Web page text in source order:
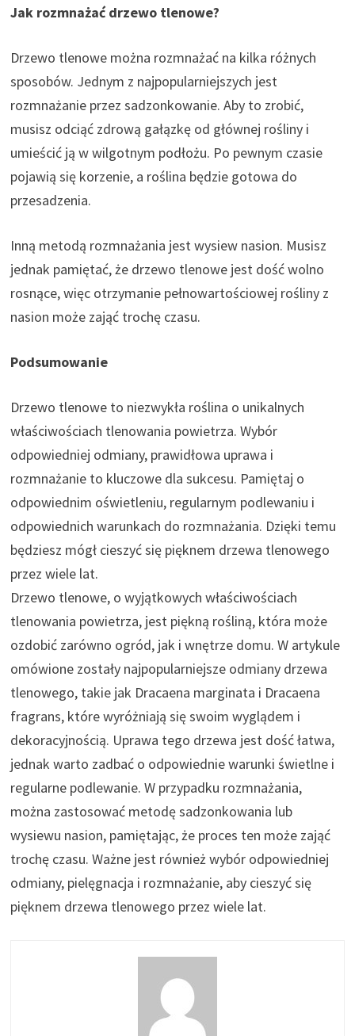
Jak rozmnażać drzewo tlenowe?
Drzewo tlenowe można rozmnażać na kilka różnych
sposobów. Jednym z najpopularniejszych jest
rozmnażanie przez sadzonkowanie. Aby to zrobić,
musisz odciąć zdrową gałązkę od głównej rośliny i
umieścić ją w wilgotnym podłożu. Po pewnym czasie
pojawią się korzenie, a roślina będzie gotowa do
przesadzenia.
Inną metodą rozmnażania jest wysiew nasion. Musisz
jednak pamiętać, że drzewo tlenowe jest dość wolno
rosnące, więc otrzymanie pełnowartościowej rośliny z
nasion może zająć trochę czasu.
Podsumowanie
Drzewo tlenowe to niezwykła roślina o unikalnych
właściwościach tlenowania powietrza. Wybór
odpowiedniej odmiany, prawidłowa uprawa i
rozmnażanie to kluczowe dla sukcesu. Pamiętaj o
odpowiednim oświetleniu, regularnym podlewaniu i
odpowiednich warunkach do rozmnażania. Dzięki temu
będziesz mógł cieszyć się pięknem drzewa tlenowego
przez wiele lat.
Drzewo tlenowe, o wyjątkowych właściwościach
tlenowania powietrza, jest piękną rośliną, która może
ozdobić zarówno ogród, jak i wnętrze domu. W artykule
omówione zostały najpopularniejsze odmiany drzewa
tlenowego, takie jak Dracaena marginata i Dracaena
fragrans, które wyróżniają się swoim wyglądem i
dekoracyjnością. Uprawa tego drzewa jest dość łatwa,
jednak warto zadbać o odpowiednie warunki świetlne i
regularne podlewanie. W przypadku rozmnażania,
można zastosować metodę sadzonkowania lub
wysiewu nasion, pamiętając, że proces ten może zająć
trochę czasu. Ważne jest również wybór odpowiedniej
odmiany, pielęgnacja i rozmnażanie, aby cieszyć się
pięknem drzewa tlenowego przez wiele lat.